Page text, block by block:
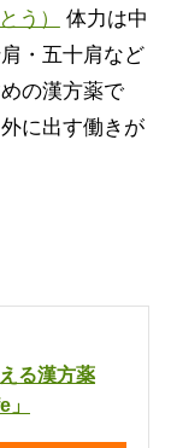
う）
体力は中
・五十肩など
の漢方薬で
に出す働きが
る漢方薬